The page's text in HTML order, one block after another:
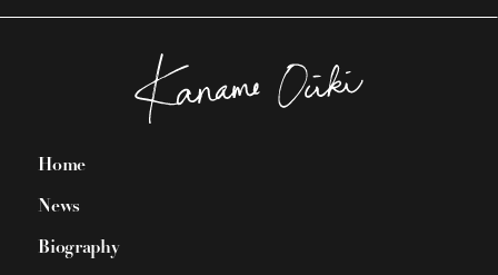
Home
News
Biography